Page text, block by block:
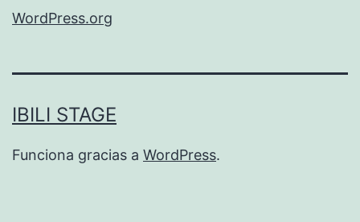
WordPress.org
IBILI STAGE
Funciona gracias a WordPress.